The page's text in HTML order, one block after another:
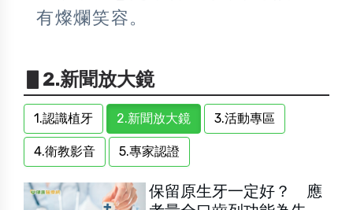
有燦爛笑容。
▋2.新聞放大鏡
1.認識植牙 2.新聞放大鏡 3.活動專區
4.衛教影音 5.專家認證
保留原生牙一定好？ 應